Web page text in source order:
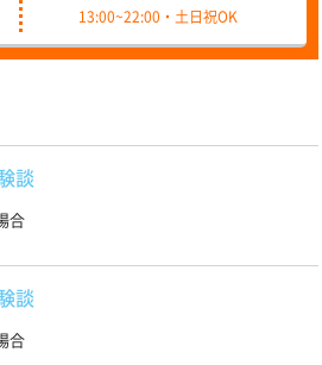
13:00~22:00・土日祝OK
談
合
談
合